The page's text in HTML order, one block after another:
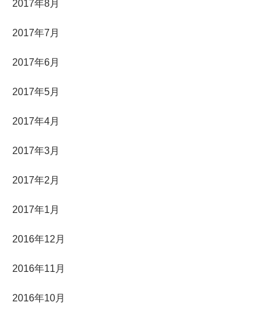
2017年8月
2017年7月
2017年6月
2017年5月
2017年4月
2017年3月
2017年2月
2017年1月
2016年12月
2016年11月
2016年10月